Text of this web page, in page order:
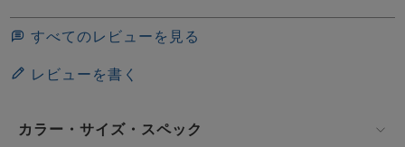
すべてのレビューを見る
レビューを書く
カラー・サイズ・スペック